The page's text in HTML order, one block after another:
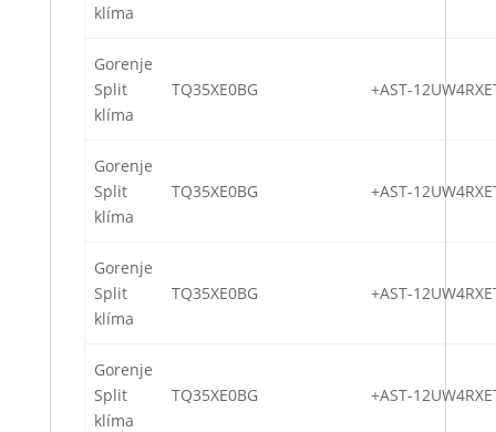
klíma
Gorenje
Split
klíma
TQ35XE0BG +AST-
Gorenje
Split
klíma
TQ35XE0BG +AST-
Gorenje
Split
klíma
TQ35XE0BG +AST-
Gorenje
Split
klíma
TQ35XE0BG +AST-